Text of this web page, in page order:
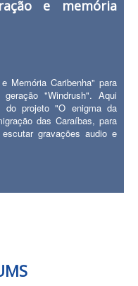
e memória
Memória Caribenha" para
"Windrush". Aqui
do projeto "O enigma da
das Caraíbas, para
gravações audio e